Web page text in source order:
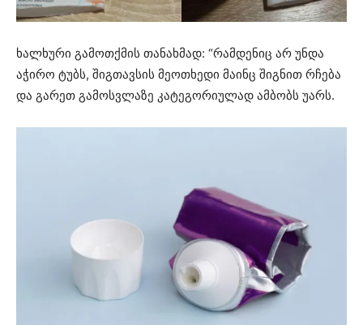
ხალხური გამოთქმის თანახმად: “რამდენიც არ უნდა
აჭირო ტუბს, შიგთავსის მეოთხედი მაინც შიგნით რჩება
და გარეთ გამოსვლაზე კატეგორიულად ამბობს უარს.